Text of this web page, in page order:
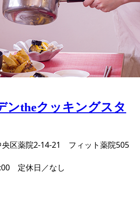
央区薬院2-14-21 フィット薬院505
定休日／なし